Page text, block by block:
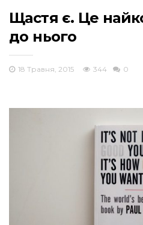
Щастя є. Це
до нього
18 Травня, 2015 344 0